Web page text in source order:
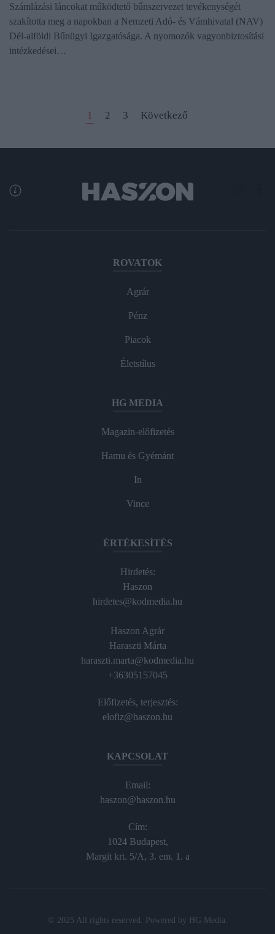
Számlázási láncokat működtető bűnszervezet tevékenységét
szakította meg a napokban a Nemzeti Adó- és Vámhivatal (NAV)
Dél-alföldi Bűnügyi Igazgatósága. A nyomozók vagyonbiztosítási
intézkedései…
1 2 3 Következő
ROVATOK
Agrár
Pénz
Piacok
Életstílus
HG MEDIA
Magazin-előfizetés
Hamu és Gyémánt
In
Vince
ÉRTÉKESÍTÉS
Hirdetés:
Haszon
hirdetes@kodmedia.hu
Haszon Agrár
Haraszti Márta
haraszti.marta@kodmedia.hu
+36305157045
Előfizetés, terjesztés:
elofiz@haszon.hu
KAPCSOLAT
Email:
haszon@haszon.hu
Cím:
1024 Budapest,
Margit krt. 5/A, 3. em. 1. a
© 2025 All rights reserved. Powered by HG Media